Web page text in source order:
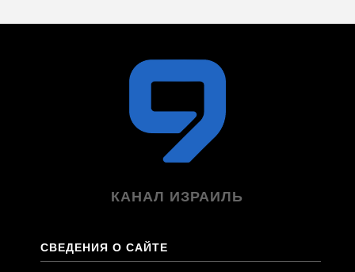
КАНАЛ ИЗРАИЛЬ
СВЕДЕНИЯ О САЙТЕ